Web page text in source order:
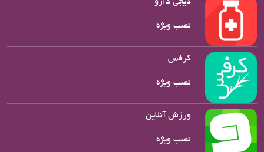
نصب ویژه
کرفس
نصب ویژه
ورزش آنلاین
نصب ویژه